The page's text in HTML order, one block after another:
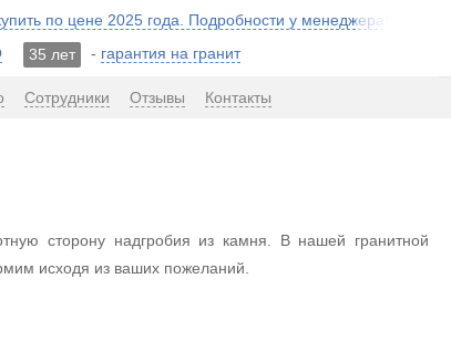
по цене 2025 года. Подробности у менеджера!
35 лет - гарантия на гранит
Сотрудники Отзывы Контакты
сторону надгробия из камня. В нашей гранитной
исходя из ваших пожеланий.